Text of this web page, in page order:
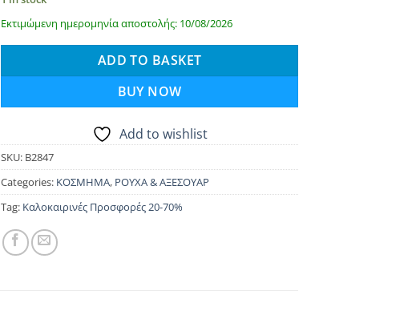
Εκτιμώμενη ημερομηνία αποστολής: 10/08/2026
ADD TO BASKET
BUY NOW
Add to wishlist
SKU: B2847
Categories: ΚΟΣΜΗΜΑ, ΡΟΥΧΑ & ΑΞΕΣΟΥΑΡ
Tag: Καλοκαιρινές Προσφορές 20-70%